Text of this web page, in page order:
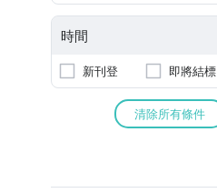
時間
新刊登 即將結標
清除所有條件